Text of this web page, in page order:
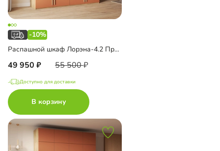
-10%
Распашной шкаф Лорэна-4.2 Премиум Эко
49 950 55 500
Доступно для доставки
В корзину